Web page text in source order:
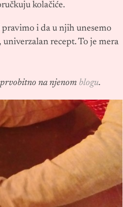
kolačiće.
pravimo i da u njih unesemo
recept. To je mera
na njenom blogu.